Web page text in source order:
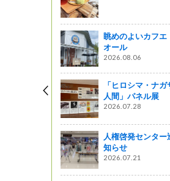
眺めのよいカフエ
オール
2026.08.06
「ヒロシマ・ナ
人間」パネル展
2026.07.28
人権啓発センター
知らせ
2026.07.21